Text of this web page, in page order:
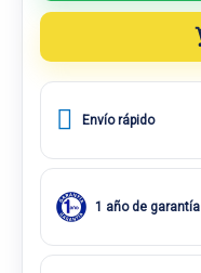
Envío rápido
1 año de garantía